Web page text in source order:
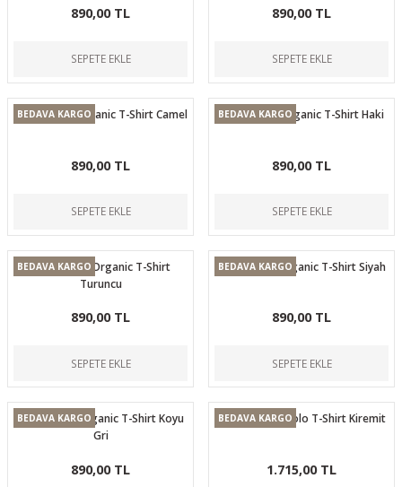
890,00 TL
SEPETE EKLE
890,00 TL
SEPETE EKLE
BEDAVA KARGO
Casual Neo Organic T-Shirt Camel
890,00 TL
SEPETE EKLE
BEDAVA KARGO
Casual Neo Organic T-Shirt Haki
890,00 TL
SEPETE EKLE
BEDAVA KARGO
Casual Neo Organic T-Shirt
Turuncu
890,00 TL
SEPETE EKLE
BEDAVA KARGO
Casual Neo Organic T-Shirt Siyah
890,00 TL
SEPETE EKLE
BEDAVA KARGO
Casual Neo Organic T-Shirt Koyu
Gri
890,00 TL
BEDAVA KARGO
Casual Ryker Polo T-Shirt Kiremit
1.715,00 TL